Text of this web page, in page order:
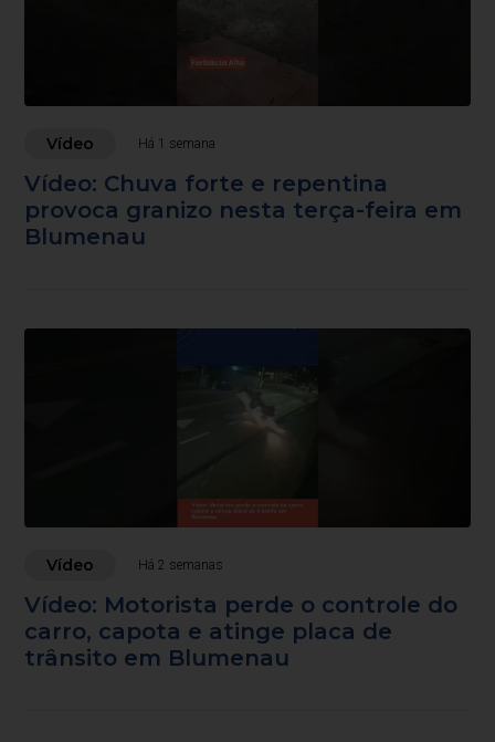
Vídeo Há 1 semana
Vídeo: Chuva forte e repentina
provoca granizo nesta terça-feira em
Blumenau
Vídeo Há 2 semanas
Vídeo: Motorista perde o controle do
carro, capota e atinge placa de
trânsito em Blumenau